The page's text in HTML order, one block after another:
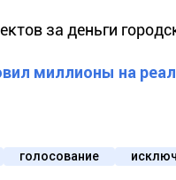
за деньги
миллионы на
голосование